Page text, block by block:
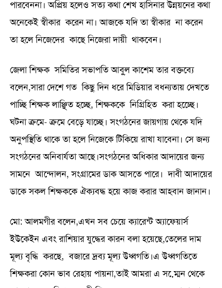
পারবেননা। অপ্রিয় হলেও সত্য কথা শেখ হাসিনার উন্নয়নের কথা
অনেকেই স্বীকার করেন না। আজকে যদি তা স্বীকার না করেন
তা হলে নিজেদের কাছে নিজেরা দায়ী থাকবেন।
জেলা শিক্ষক সমিতির সভাপতি আবু্ল কাশেম তার বক্তব্যে
বলেন,সারা দেশে গত কিছু দিন ধরে মিডিয়ার বধন্যতায় দেখতে
পাচ্ছি শিক্ষক লাঞ্ছিত হচ্ছে, শিক্ষককে নিগ্রিহিত করা হচ্ছেে।
ঘটনা ক্রমে- ক্রমে বেড়ে যাচ্ছে। সংগঠনের জায়গায় থেকে যদি
অনুপস্থিতি থাকে তা হলে নিজেকে টিকিয়ে রাখা যাবেনা। সে জন্য
সংগঠনের অনিবার্যতা আছে।সংগঠনের অধিকার আদায়ের জন্য
সামনে আন্দোলন, সংগ্রামের ডাক আসতে পারে। দাবী আদায়ের
ডাকে সকল শিক্ষককে ঐক্যবদ্ধ হয়ে কাজ করার আহবান জানান।
মো: আলমগীর বলেন,এখন সব চেয়ে ক্যারেন্ট অ্যাফেয়ার্স
ইউকেইন এবং রাশিয়ার যুদ্ধের কারন বলা হয়েছে,তেলের দাম
মূল্য বৃদ্ধি করছে, বজারে দ্রব্য মূল্য উধ্বগতি।এ উধ্বগতিতে
শিক্ষকরা কোন ভাব রেহায় পায়না,তাই আমরা এ সম্মে়ন থেকে